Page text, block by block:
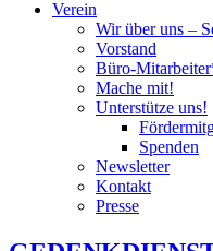
Verein
Wir über uns –
Vorstand
Büro-
Mache mit!
Unterstütze uns!
Spenden
Newsletter
Kontakt
Presse